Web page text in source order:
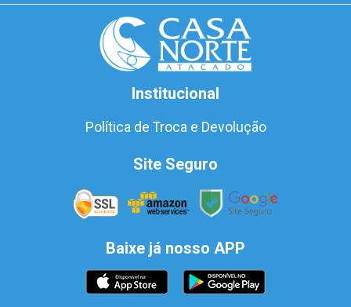
Institucional
Política de Troca e Devolução
Site Seguro
Baixe já nosso APP